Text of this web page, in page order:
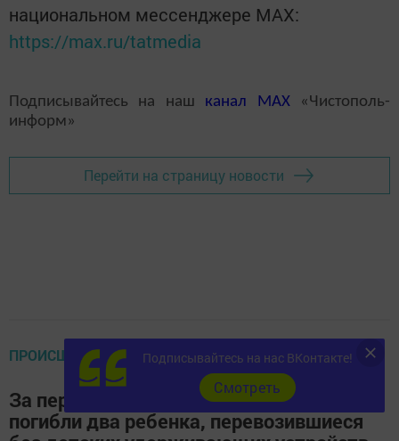
национальном мессенджере MАХ:
https://max.ru/tatmedia
Подписывайтесь на наш канал MAX«Чистополь-
информ»
Перейти на страницу новости
ПРОИСШЕСТВИЯ
За первый день марта в республике
погибли два ребенка, перевозившиеся
Подписывайтесь на нас ВКонтакте!
Cмотреть